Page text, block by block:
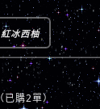
紅冰西柚
購2單）